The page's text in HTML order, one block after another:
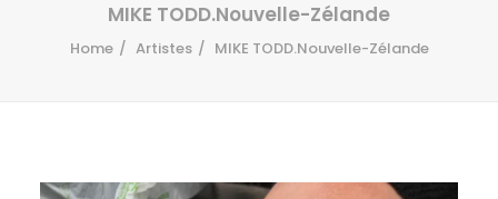
MIKE TODD.Nouvelle-Zélande
Home Artistes MIKE TODD.Nouvelle-Zélande